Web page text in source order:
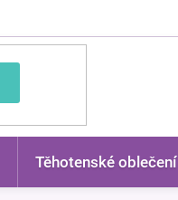
Těhotenské oblečení